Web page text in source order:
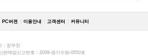
PC버젼 이용안내 고객센터 커뮤니티
: 장우천
판매업신고번호 : 2009-경기수원-0550호